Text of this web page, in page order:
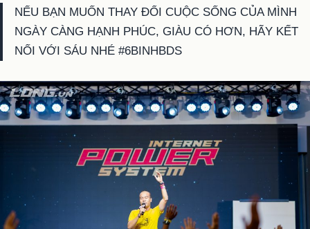
NẾU BẠN MUỐN THAY ĐỔI CUỘC SỐNG CỦA MÌNH
NGÀY CÀNG HẠNH PHÚC, GIÀU CÓ HƠN, HÃY KẾT
NỐI VỚI SÁU NHÉ #6BINHBDS